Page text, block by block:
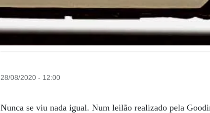
28/08/2020 - 12:00
Nunca se viu nada igual. Num leilão realizado pela